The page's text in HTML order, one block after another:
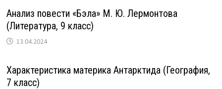
Анализ повести «Бэла» М. Ю. Лермонтова
(Литература, 9 класс)
13.04.2024
Характеристика материка Антарктида (География,
7 класс)